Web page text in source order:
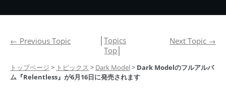
← Previous Topic │Topics
Top
Next Topic →
トップページ > トピックス > Dark Model> Dark Modelのフルアルバ
ム『Relentless』が6月16日に発売されます